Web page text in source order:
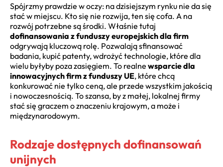
Spójrzmy prawdzie w oczy: na dzisiejszym rynku nie da się
stać w miejscu. Kto się nie rozwija, ten się cofa. A na
rozwój potrzebne są środki. Właśnie tutaj
dofinansowania z funduszy europejskich dla firm
odgrywają kluczową rolę. Pozwalają sfinansować
badania, kupić patenty, wdrożyć technologie, które dla
wielu byłyby poza zasięgiem. To realne wsparcie dla
innowacyjnych firm z funduszy UE, które chcą
konkurować nie tylko ceną, ale przede wszystkim jakością
i nowoczesnością. To szansa, by z małej, lokalnej firmy
stać się graczem o znaczeniu krajowym, a może i
międzynarodowym.
Rodzaje dostępnych dofinansowań
unijnych